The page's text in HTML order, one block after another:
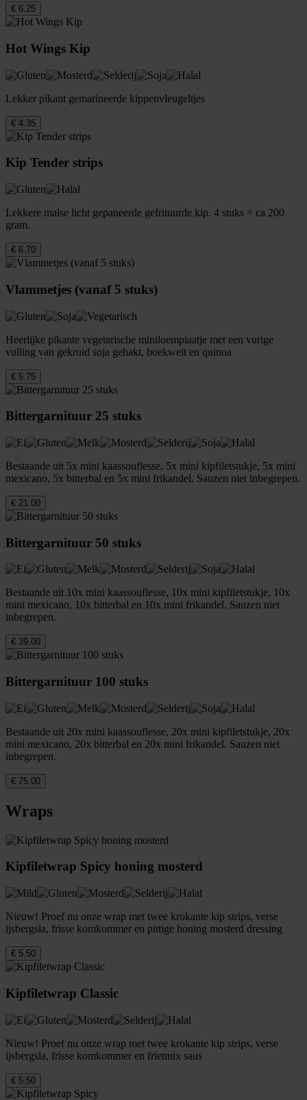
€ 6.25
Hot Wings Kip
Lekker pikant gemarineerde kippenvleugeltjes
€ 4.35
Kip Tender strips
Lekkere malse licht gepaneerde gefrituurde kip. 4 stuks = ca 200
gram.
€ 6.70
Vlammetjes (vanaf 5 stuks)
Heerlijke pikante vegetarische miniloempiaatje met een vurige
vulling van gekruid soja gehakt, boekweit en quinoa
€ 5.75
Bittergarnituur 25 stuks
Bestaande uit 5x mini kaassouflesse, 5x mini kipfiletstukje, 5x mini
mexicano, 5x bitterbal en 5x mini frikandel. Sauzen niet inbegrepen.
€ 21.00
Bittergarnituur 50 stuks
Bestaande uit 10x mini kaassouflesse, 10x mini kipfiletstukje, 10x
mini mexicano, 10x bitterbal en 10x mini frikandel. Sauzen niet
inbegrepen.
€ 39.00
Bittergarnituur 100 stuks
Bestaande uit 20x mini kaassouflesse, 20x mini kipfiletstukje, 20x
mini mexicano, 20x bitterbal en 20x mini frikandel. Sauzen niet
inbegrepen.
€ 75.00
Wraps
Kipfiletwrap Spicy honing mosterd
Nieuw! Proef nu onze wrap met twee krokante kip strips, verse
ijsbergsla, frisse komkommer en pittige honing mosterd dressing
€ 5.50
Kipfiletwrap Classic
Nieuw! Proef nu onze wrap met twee krokante kip strips, verse
ijsbergsla, frisse komkommer en frietmix saus
€ 5.50